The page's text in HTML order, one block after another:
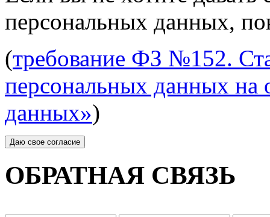
персональных данных,
(требование ФЗ №152.
персональных данных на
данных»)
ОБРАТНАЯ СВЯЗЬ